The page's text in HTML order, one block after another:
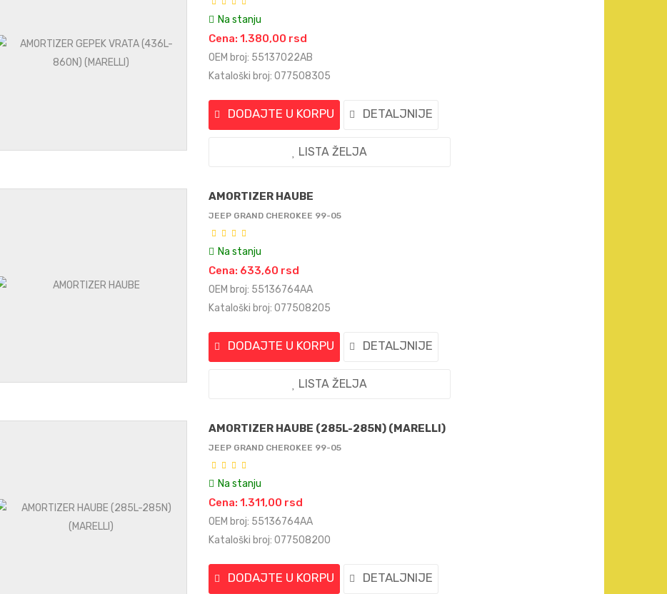
Na stanju
Cena: 1.380,00 rsd
OEM broj: 55137022AB
Kataloški broj: 077508305
DODAJTE U KORPU DETALJNIJE
LISTA ŽELJA
AMORTIZER HAUBE
JEEP GRAND CHEROKEE 99-05
Na stanju
Cena: 633,60 rsd
OEM broj: 55136764AA
Kataloški broj: 077508205
DODAJTE U KORPU DETALJNIJE
LISTA ŽELJA
AMORTIZER HAUBE (285L-285N) (MARELLI)
JEEP GRAND CHEROKEE 99-05
Na stanju
Cena: 1.311,00 rsd
OEM broj: 55136764AA
Kataloški broj: 077508200
DODAJTE U KORPU DETALJNIJE